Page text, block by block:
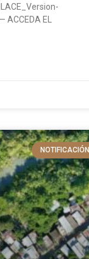
EL
NOTIFICACIÓN